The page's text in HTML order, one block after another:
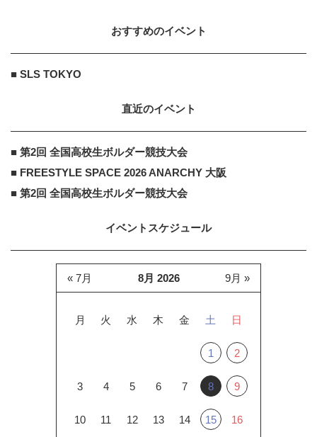
おすすめのイベント
■ SLS TOKYO
直近のイベント
■ 第2回 全国高校生ボルダー競技大会
■ FREESTYLE SPACE 2026 ANARCHY 大阪
■ 第2回 全国高校生ボルダー競技大会
イベントスケジュール
8月 2026
月 火 水 木 金 土 日
1 2
3 4 5 6 7 8 9
10 11 12 13 14 15 16
« 7月 9月 »